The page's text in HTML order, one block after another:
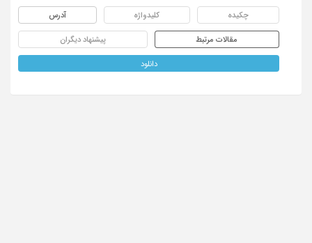
چکیده کلیدواژه آدرس
مقالات مرتبط پیشنهاد دیگران
دانلود